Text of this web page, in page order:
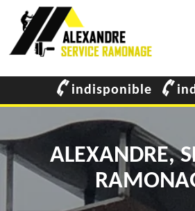
indisponible
ALEXANDRE,